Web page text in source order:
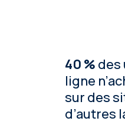
40 % des
ligne
sur des
d’autres